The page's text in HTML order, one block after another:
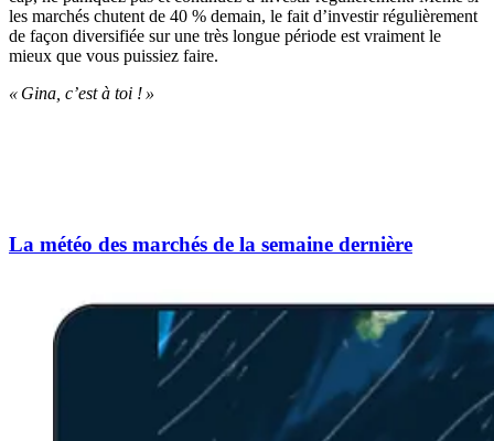
les marchés chutent de 40 % demain, le fait d’investir régulièrement
de façon diversifiée sur une très longue période est vraiment le
mieux que vous puissiez faire.
« Gina, c’est à toi ! »
La météo des marchés de la semaine dernière